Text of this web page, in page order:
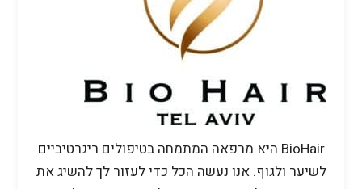
BioHair היא מרפאה המתמחה בטיפולים ריגרטיביים
לשיער ולגוף. אנו נעשה הכל כדי לעזור לך להשיג את